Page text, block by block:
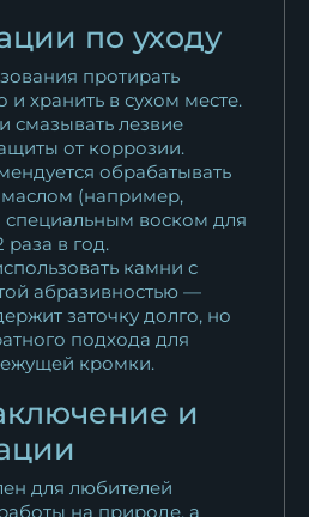
по уходу
протирать
и хранить в сухом месте.
смазывать лезвие
от коррозии.
обрабатывать
(например,
воском для
раза в год.
камни с
абразивностью —
заточку долго, но
подхода для
кромки.
и
для любителей
на природе, а